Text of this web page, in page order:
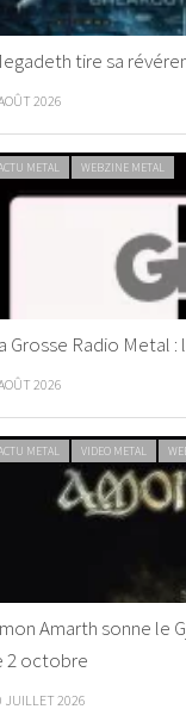
tire sa
2026
METAL WEBZINE METAL
Grosse Radio Metal :
2026
METAL VIDEO METAL
Amarth sonne le
2 octobre
JUILLET 2026